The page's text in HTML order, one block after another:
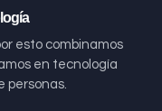
esto combinamos
en tecnología
personas.